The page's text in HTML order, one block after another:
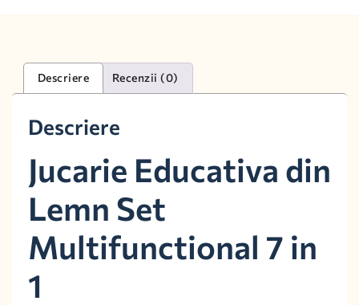
Descriere Recenzii (0)
Descriere
Jucarie Educativa din
Lemn Set
Multifunctional 7 in
1